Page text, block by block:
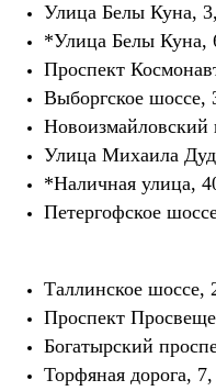
Улица Белы Куна,
*Улица Белы Куна,
Проспект
Выборгское шоссе,
Новоизмайловский
Улица Михаила
*Наличная улица,
Петергофское
Таллинское шоссе,
Прoспект
Богатырский
Торфяная дорога,